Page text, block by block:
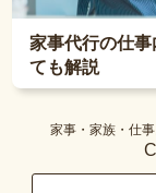
家事代行の仕
ても解説
家事・家族・仕